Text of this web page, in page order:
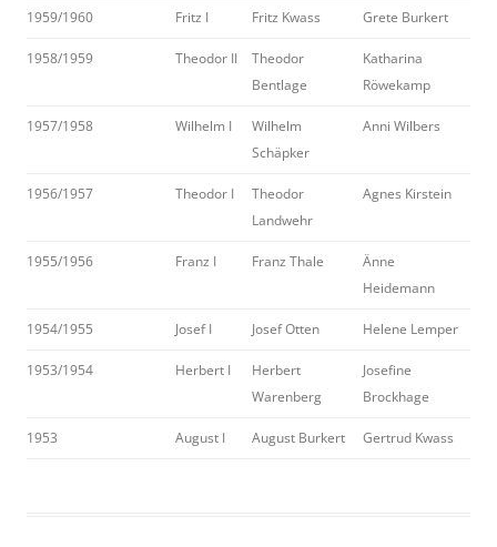
1959/1960 Fritz I Fritz Kwass Grete Burkert
1958/1959 Theodor II
Theodor
Bentlage
Katharina
Röwekamp
1957/1958 Wilhelm I
Wilhelm
Schäpker
Anni Wilbers
1956/1957 Theodor I
Theodor
Landwehr
Agnes Kirstein
1955/1956 Franz I Franz Thale
Änne
Heidemann
1954/1955 Josef I Josef Otten Helene Lemper
1953/1954 Herbert I
Herbert
Warenberg
Josefine
Brockhage
1953 August I August Burkert Gertrud Kwass